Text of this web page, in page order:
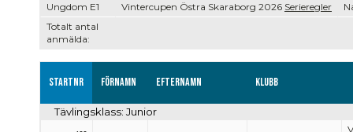
Totalt antal
anmälda:
Ungdom E1
Vintercupen Östra Skaraborg 2026 Serieregler
Startnr Förnamn Efternamn Klubb
Tävlingsklass: Junior